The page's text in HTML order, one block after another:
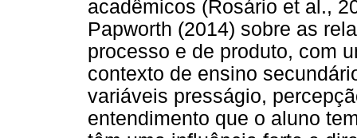
acadêmicos (Rosário et al.,
Papworth (2014) sobre as
processo e de produto, com
contexto de ensino
variáveis presságio,
entendimento que o aluno